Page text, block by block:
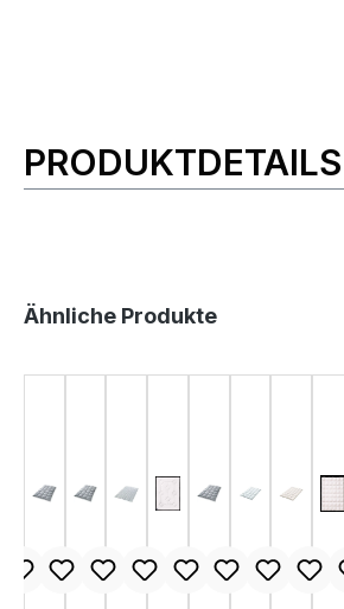
Produktinformationen
PRODUKTDETAILS
Produktgalerie überspringen
Ähnliche Produkte